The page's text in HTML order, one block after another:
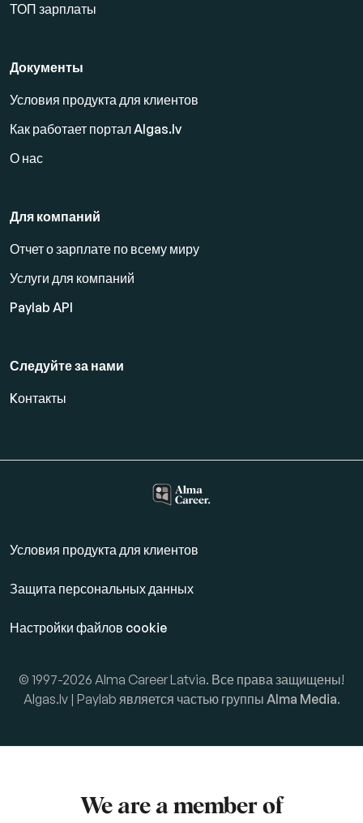
ТОП зарплаты
Документы
Условия продукта для клиентов
Как работает портал Algas.lv
О нас
Для компаний
Отчет о зарплате по всему миру
Услуги для компаний
Paylab API
Следуйте за нами
Kонтакты
Условия продукта для клиентов
Защита персональных данных
Настройки файлов cookie
© 1997-2026 Alma Career Latvia. Все права защищены!
Algas.lv | Paylab является частью группы Alma Media.
We are a member of